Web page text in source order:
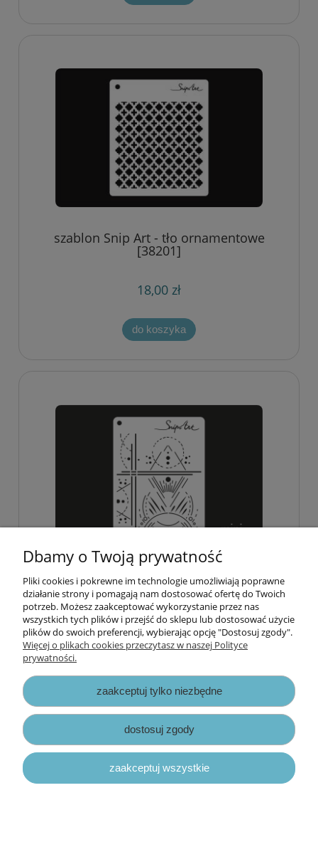
szablon Snip Art - tło ornamentowe
[38201]
18,00 zł
do koszyka
szablon Snip Art mini - astrologia tło
pionowe [28494]
7,50 zł
Dbamy o Twoją prywatność
Pliki cookies i pokrewne im technologie umożliwiają poprawne
działanie strony i pomagają nam dostosować ofertę do Twoich
potrzeb. Możesz zaakceptować wykorzystanie przez nas
wszystkich tych plików i przejść do sklepu lub dostosować użycie
plików do swoich preferencji, wybierając opcję "Dostosuj zgody".
Więcej o plikach cookies przeczytasz w naszej Polityce
prywatności.
zaakceptuj tylko niezbędne
dostosuj zgody
zaakceptuj wszystkie